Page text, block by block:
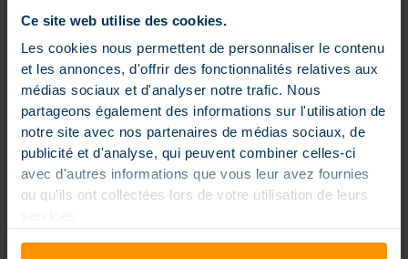
Ce site web utilise des cookies.
Les cookies nous permettent de personnaliser le contenu
et les annonces, d'offrir des fonctionnalités relatives aux
médias sociaux et d'analyser notre trafic. Nous
partageons également des informations sur l'utilisation de
notre site avec nos partenaires de médias sociaux, de
publicité et d'analyse, qui peuvent combiner celles-ci
avec d'autres informations que vous leur avez fournies
ou qu'ils ont collectées lors de votre utilisation de leurs
services.
Publié le 23 mars 2026 dans Actualités
QUELLES SONT LES TENDANCES
PISCINE HAUT DE GAMME EN 2026
Le marché de la piscine en France La piscine privée
fait toujours rêver les Françaises et les Français.
D’après notre [...]